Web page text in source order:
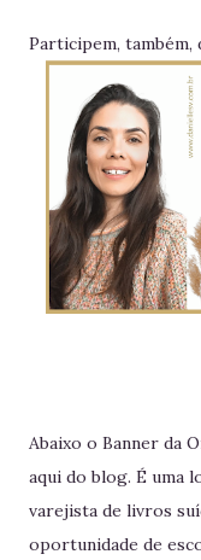
Participem, também,
Abaixo o Banner da
aqui do blog. É uma
varejista de livros
oportunidade de